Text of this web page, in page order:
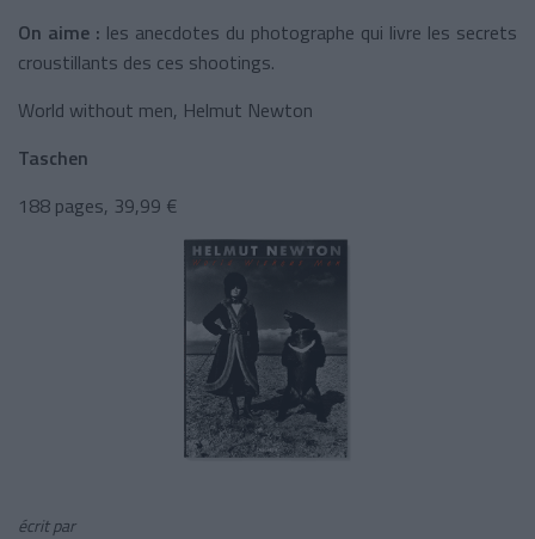
On aime : les anecdotes du photographe qui livre les secrets
croustillants des ces shootings.
World without men, Helmut Newton
Taschen
188 pages, 39,99 €
écrit par